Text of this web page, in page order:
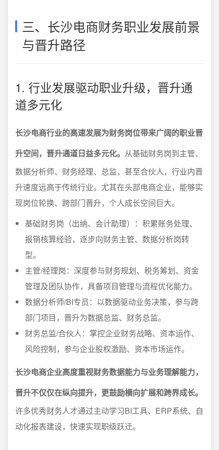
三、长沙电商财务职业发展前景
与晋升路径
1. 行业发展驱动职业升级，晋升通
道多元化
长沙电商行业的高速发展为财务岗位带来广阔的职业晋
升空间，晋升通道日益多元化。 从基础财务岗到主管、
数据分析师、财务经理、总监，甚至合伙人，行业内晋
升速度远高于传统行业。尤其在头部电商企业，能够实
现岗位轮换、跨部门晋升，个人成长空间巨大。
基础财务岗（出纳、会计助理）：积累账务处理、
报销核算经验，逐步向财务主管、数据分析岗转
型。
主管/经理岗：深度参与财务规划、税务筹划、资金
管理及团队协作，具备项目管理与流程优化能力。
数据分析师/BI专员：以数据驱动业务决策，参与跨
部门项目，晋升为数据总监、财务总监。
财务总监/合伙人：掌控企业财务战略、资本运作、
风险控制，参与企业股权激励、资本市场运作。
长沙电商企业高度重视财务数据能力与业务理解能力，
晋升不仅仅在纵向提升，更鼓励横向扩展和跨界成长。
许多优秀财务人才通过主动学习BI工具、ERP系统、自
动化报表建设，快速实现职级跃迁。